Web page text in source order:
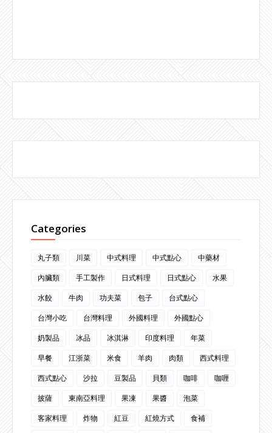
Categories
丸子類 川菜 中式料理 中式點心
中藥材
內臟類
手工製作 日式料理 日式點心
水果
水餃
牛肉 功夫菜 包子
台式點心
台灣小吃
台灣料理 外國料理
外國點心
奶製品
冰品 冰淇淋 印度料理
年菜
早餐
江浙菜 米食 羊肉 肉類
西式料理
西式點心
沙拉 豆製品 貝類 咖啡
咖喱
披薩
東南亞料理 果凍 果醬
泡菜
客家料理
炸物 紅豆 紅燒方式
食補